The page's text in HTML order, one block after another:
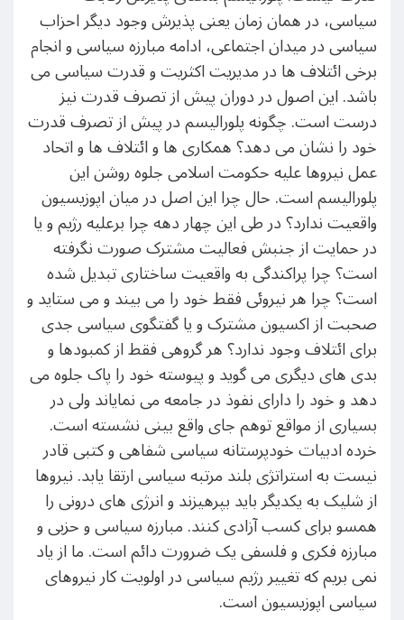
سیاسی، در همان زمان یعنی پذیرش وجود دیگر احزاب
سیاسی در میدان اجتماعی، ادامه مبارزه سیاسی و انجام
برخی ائتلاف ها در مدیریت اکثریت و قدرت سیاسی می
باشد. این اصول در دوران پیش از تصرف قدرت نیز
درست است. چگونه پلورالیسم در پیش از تصرف قدرت
خود را نشان می دهد؟ همکاری ها و ائتلاف ها و اتحاد
عمل نیروها علیه حکومت اسلامی جلوه روشن این
پلورالیسم است. حال چرا این اصل در میان اپوزیسیون
واقعیت ندارد؟ در طی این چهار دهه چرا برعلیه رژیم و یا
در حمایت از جنبش فعالیت مشترک صورت نگرفته
است؟ چرا پراکندگی به واقعیت ساختاری تبدیل شده
است؟ چرا هر نیروئی فقط خود را می بیند و می ستاید و
صحبت از اکسیون مشترک و یا گفتگوی سیاسی جدی
برای ائتلاف وجود ندارد؟ هر گروهی فقط از کمبودها و
بدی های دیگری می گوید و پیوسته خود را پاک جلوه می
دهد و خود را دارای نفوذ در جامعه می نمایاند ولی در
بسیاری از مواقع توهم جای واقع بینی نشسته است.
خرده ادبیات خودپرستانه سیاسی شفاهی و کتبی قادر
نیست به استراتژی بلند مرتبه سیاسی ارتقا یابد. نیروها
از شلیک به یکدیگر باید بپرهیزند و انرژی های درونی را
همسو برای کسب آزادی کنند. مبارزه سیاسی و حزبی و
مبارزه فکری و فلسفی یک ضرورت دائم است. ما از یاد
نمی بریم که تغییر رژیم سیاسی در اولویت کار نیروهای
سیاسی اپوزیسیون است.